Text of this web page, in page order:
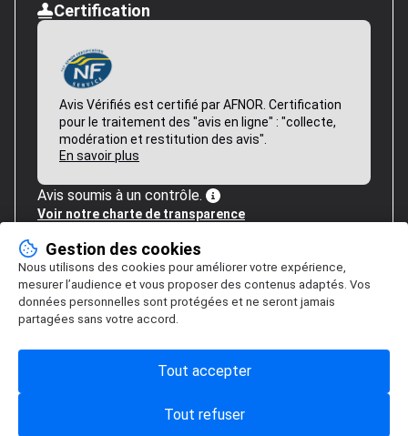
Certification
Avis Vérifiés est certifié par AFNOR. Certification
pour le traitement des "avis en ligne" : "collecte,
modération et restitution des avis".
En savoir plus
Avis soumis à un contrôle.
Voir notre charte de transparence
Gestion des cookies
Nous utilisons des cookies pour améliorer votre expérience,
mesurer l’audience et vous proposer des contenus adaptés. Vos
données personnelles sont protégées et ne seront jamais
partagées sans votre accord.
Tout refuser
Tout accepter